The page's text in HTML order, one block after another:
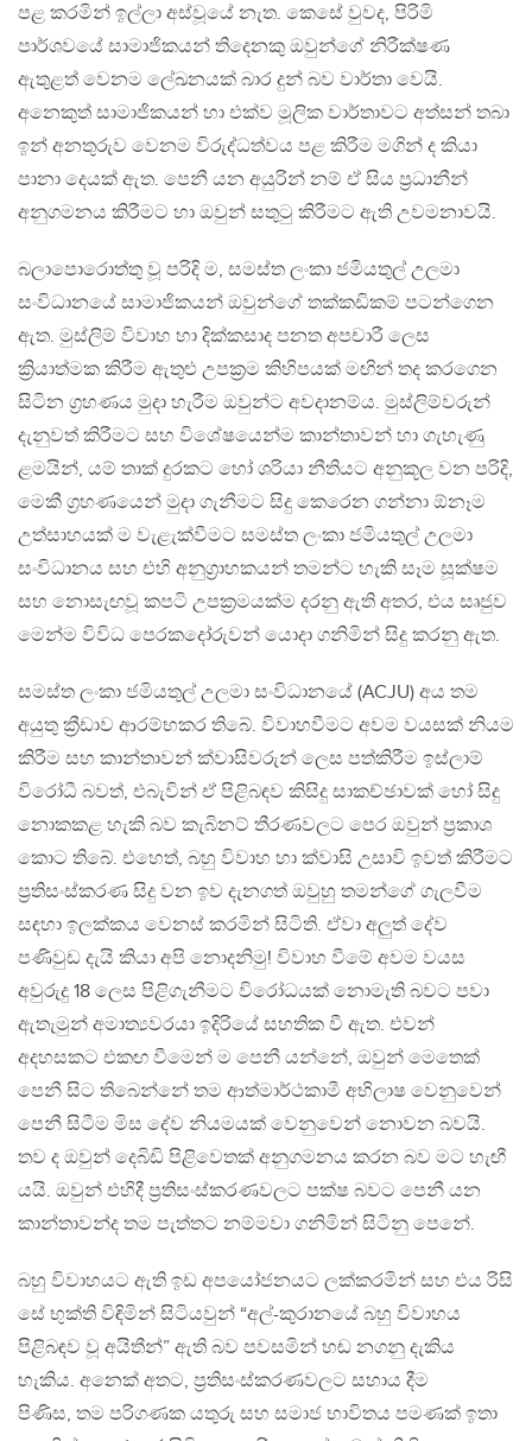
පළ කරමින් ඉල්ලා අස්වූයේ නැත. කෙසේ වුවද, පිරිමි
පාර්ශවයේ සාමාජිකයන් තිදෙනකු ඔවුන්ගේ නිරීක්ෂණ
ඇතුළත් වෙනම ලේඛනයක් බාර දුන් බව වාර්තා වෙයි.
අනෙකුත් සාමාජිකයන් හා එක්ව මූලික වාර්තාවට අත්සන් තබා
ඉන් අනතුරුව වෙනම විරුද්ධත්වය පළ කිරීම මගින් ද කියා
පානා දෙයක් ඇත. පෙනී යන අයුරින් නම් ඒ සිය ප්‍රධානීන්
අනුගමනය කිරීමට හා ඔවුන් සතුටු කිරීමට ඇති උවමනාවයි.
බලාපොරොත්තු වූ පරිදි ම, සමස්‌ත ලංකා ජමියතුල් උලමා
සංවිධානයේ සාමාජිකයන් ඔවුන්ගේ තක්කඩිකම් පටන්ගෙන
ඇත. මුස්ලිම් විවාහ හා දික්කසාද පනත අපචාරී ලෙස
ක්‍රියාත්මක කිරීම ඇතුළු උපක්‍රම කිහිපයක් මඟින් තද කරගෙන
සිටින ග්‍රහණය මුදා හැරීම ඔවුන්ට අවදානම්ය. මුස්ලිම්වරුන්
දැනුවත් කිරීමට සහ විශේෂයෙන්ම කාන්තාවන් හා ගැහැණු
ළමයින්, යම් තාක් දුරකට හෝ ශරියා නීතියට අනුකූල වන පරිදි,
මෙකී ග්‍රහණයෙන් මුදා ගැනීමට සිදු කෙරෙන ගන්නා ඕනෑම
උත්සාහයක් ම වැළැක්වීමට සමස්ත ලංකා ජමියතුල් උලමා
සංවිධානය සහ එහි අනුග්‍රාහකයන් තමන්ට හැකි සෑම සූක්ෂම
සහ නොසැඟවූ කපටි උපක්‍රමයක්ම දරනු ඇති අතර, එය සෘජුව
මෙන්ම විවිධ පෙරකදෝරුවන් යොදා ගනිමින් සිදු කරනු ඇත.
සමස්ත ලංකා ජමියතුල් උලමා සංවිධානයේ (ACJU) අය තම
අයුතු ක්‍රීඩාව ආරම්භකර තිබේ. විවාහවීමට අවම වයසක් නියම
කිරීම සහ කාන්තාවන් ක්වාසිවරුන් ලෙස පත්කිරීම ඉස්ලාම්
විරෝධී බවත්, එබැවින් ඒ පිළිබඳව කිසිදු සාකච්ඡාවක් හෝ සිදු
නොකකළ හැකි බව කැබිනට් තීරණවලට පෙර ඔවුන් ප්‍රකාශ
කොට තිබේ. එහෙත්, බහු විවාහ හා ක්වාසි උසාවි ඉවත් කිරීමට
ප්‍රතිසංස්කරණ සිදු වන ඉව දැනගත් ඔවුහු තමන්ගේ ගැලවීම
සඳහා ඉලක්කය වෙනස් කරමින් සිටිති. ඒවා අලුත් දේව
පණිවුඩ දැයි කියා අපි නොදනිමු! විවාහ වීමේ අවම වයස
අවුරුදු 18 ලෙස පිළිගැනීමට විරෝධයක් නොමැති බවට පවා
ඇතැමුන් අමාත්‍යවරයා ඉදිරියේ සහතික වී ඇත. එවන්
අදහසකට එකඟ වීමෙන් ම පෙනී යන්නේ, ඔවුන් මෙතෙක්
පෙනී සිට තිබෙන්නේ තම ආත්මාර්ථකාමී අභිලාෂ වෙනුවෙන්
පෙනී සිටීම මිස දේව නියමයක් වෙනුවෙන් නොවන බවයි.
තව ද ඔවුන් දෙබිඩි පිළිවෙතක් අනුගමනය කරන බව මට හැඟී
යයි. ඔවුන් එහිදී ප්‍රතිසංස්කරණවලට පක්ෂ බවට පෙනී යන
කාන්තාවන්ද තම පැත්තට නම්මවා ගනිමින් සිටිනු පෙනේ.
බහු විවාහයට ඇති ඉඩ අපයෝජනයට ලක්කරමින් සහ එය රිසි
සේ භුක්ති විඳිමින් සිටියවුන් “අල්-කුරානයේ බහු විවාහය
පිළිබඳව වූ අයිතීන්” ඇති බව පවසමින් හඬ නගනු දැකිය
හැකිය. අනෙක් අතට, ප්‍රතිසංස්කරණවලට සහාය දීම
පිණිස, තම පරිගණක යතුරු සහ සමාජ භාවිතය පමණක් ඉතා